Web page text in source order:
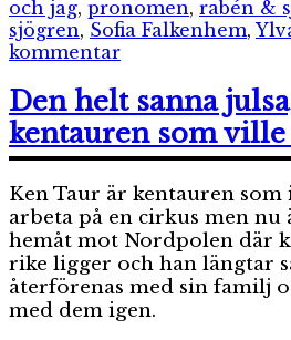
och jag, pronomen, rabén &
sjögren, Sofia Falkenhem,
kommentartill
varelsen
och
jag
Den helt sanna
kentauren som
Ken Taur är kentauren som
arbeta på en cirkus men
hemåt mot Nordpolen där
rike ligger och han längtar
återförenas med sin familj
med dem igen.